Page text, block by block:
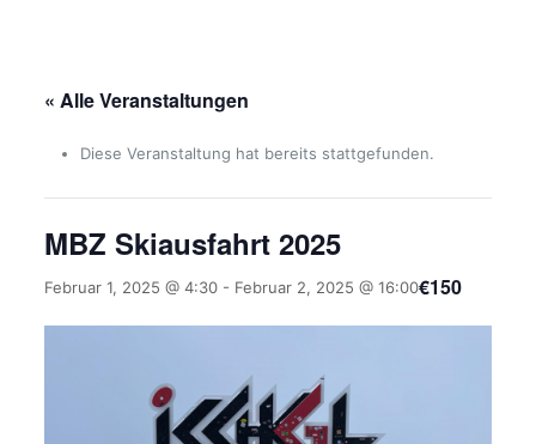
« Alle Veranstaltungen
Diese Veranstaltung hat bereits stattgefunden.
MBZ Skiausfahrt 2025
Februar 1, 2025 @ 4:30- Februar 2, 2025 @ 16:00€150